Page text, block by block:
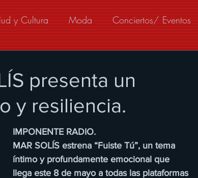
y Cultura Moda Conciertos/ Eventos
presenta un
y resiliencia.
IMPONENTE RADIO.
MAR SOLÍS estrena “Fuiste Tú”, un tema
íntimo y profundamente emocional que
llega este 8 de mayo a todas las plataformas